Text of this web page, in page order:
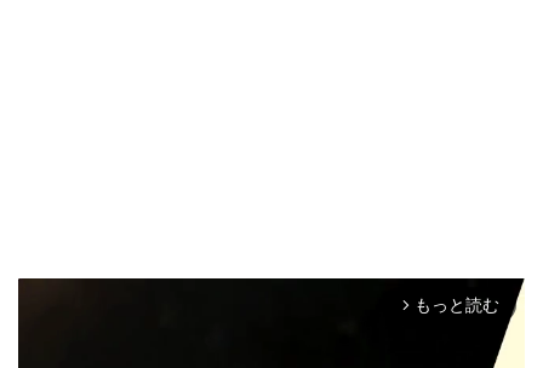
arrow_forward_ios もっと読む